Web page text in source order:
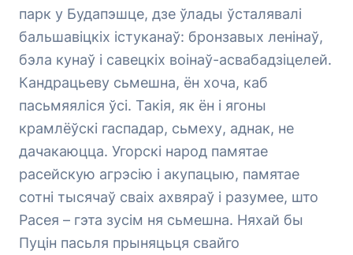
парк у Будапэшце, дзе ўлады ўсталявалі
бальшавіцкіх істуканаў: бронзавых ленінаў,
бэла кунаў і савецкіх воінаў-асвабадзіцелей.
Кандрацьеву сьмешна, ён хоча, каб
пасьмяяліся ўсі. Такія, як ён і ягоны
крамлёўскі гаспадар, сьмеху, аднак, не
дачакаюцца. Угорскі народ памятае
расейскую агрэсію і акупацыю, памятае
сотні тысячаў сваіх ахвяраў і разумее, што
Расея – гэта зусім ня сьмешна. Няхай бы
Пуцін пасьля прыняцьця свайго